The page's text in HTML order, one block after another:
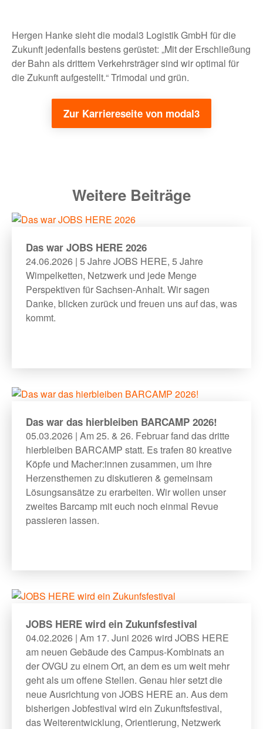
Hergen Hanke sieht die modal3 Logistik GmbH für die
Zukunft jedenfalls bestens gerüstet: „Mit der Erschließung
der Bahn als drittem Verkehrsträger sind wir optimal für
die Zukunft aufgestellt.“ Trimodal und grün.
Zur Karriereseite von modal3
Weitere Beiträge
Das war JOBS HERE 2026
24.06.2026 | 5 Jahre JOBS HERE, 5 Jahre
Wimpelketten, Netzwerk und jede Menge
Perspektiven für Sachsen-Anhalt. Wir sagen
Danke, blicken zurück und freuen uns auf das, was
kommt.
Das war das hierbleiben BARCAMP 2026!
05.03.2026 | Am 25. & 26. Februar fand das dritte
hierbleiben BARCAMP statt. Es trafen 80 kreative
Köpfe und Macher:innen zusammen, um ihre
Herzensthemen zu diskutieren & gemeinsam
Lösungsansätze zu erarbeiten. Wir wollen unser
zweites Barcamp mit euch noch einmal Revue
passieren lassen.
JOBS HERE wird ein Zukunfsfestival
04.02.2026 | Am 17. Juni 2026 wird JOBS HERE
am neuen Gebäude des Campus-Kombinats an
der OVGU zu einem Ort, an dem es um weit mehr
geht als um offene Stellen. Genau hier setzt die
neue Ausrichtung von JOBS HERE an. Aus dem
bisherigen Jobfestival wird ein Zukunftsfestival,
das Weiterentwicklung, Orientierung, Netzwerk